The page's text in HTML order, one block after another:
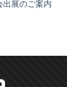
展のご案内